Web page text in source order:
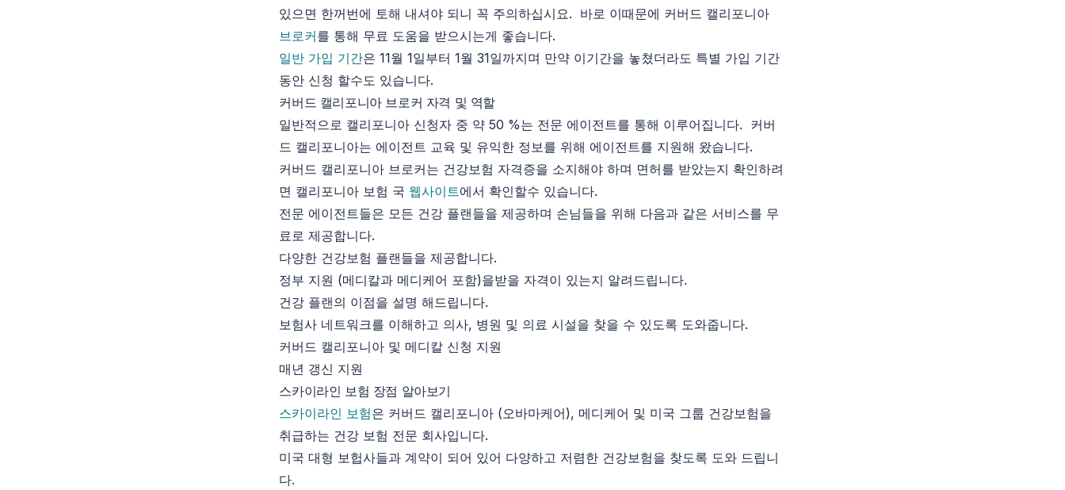
있으면 한꺼번에 토해 내셔야 되니 꼭 주의하십시요. 바로 이때문에 커버드 캘리포니아
브로커를 통해 무료 도움을 받으시는게 좋습니다.
일반 가입 기간은 11월 1일부터 1월 31일까지며 만약 이기간을 놓쳤더라도 특별 가입 기간
동안 신청 할수도 있습니다.
커버드 캘리포니아 브로커 자격 및 역할
일반적으로 캘리포니아 신청자 중 약 50 %는 전문 에이전트를 통해 이루어집니다. 커버
드 캘리포니아는 에이전트 교육 및 유익한 정보를 위해 에이전트를 지원해 왔습니다.
커버드 캘리포니아 브로커는 건강보험 자격증을 소지해야 하며 면허를 받았는지 확인하려
면 캘리포니아 보험 국 웹사이트에서 확인할수 있습니다.
전문 에이전트들은 모든 건강 플랜들을 제공하며 손님들을 위해 다음과 같은 서비스를 무
료로 제공합니다.
다양한 건강보험 플랜들을 제공합니다.
정부 지원 (메디칼과 메디케어 포함)을받을 자격이 있는지 알려드립니다.
건강 플랜의 이점을 설명 해드립니다.
보험사 네트워크를 이해하고 의사, 병원 및 의료 시설을 찾을 수 있도록 도와줍니다.
커버드 캘리포니아 및 메디칼 신청 지원
매년 갱신 지원
스카이라인 보험 장점 알아보기
스카이라인 보험은 커버드 캘리포니아 (오바마케어), 메디케어 및 미국 그룹 건강보험을
취급하는 건강 보험 전문 회사입니다.
미국 대형 보헙사들과 계약이 되어 있어 다양하고 저렴한 건강보험을 찾도록 도와 드립니
다.